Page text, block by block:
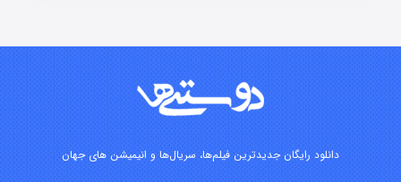
قسمت۲ (دوبله) منتشر شد
دانلود رایگان جدیدترین فیلم‌ها، سریال‌ها و انیمیشن های جهان